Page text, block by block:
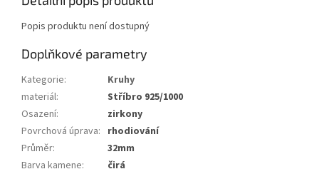
Popis produktu není dostupný
Doplňkové parametry
Kategorie:
Kruhy
materiál:
Stříbro 925/1000
Osazení:
zirkony
Povrchová úprava: rhodiování
Průměr:
32mm
Barva kamene: čirá